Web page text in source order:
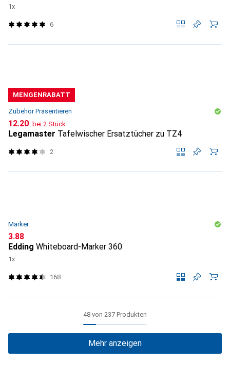
1x
6
MENGENRABATT
Zubehör Präsentieren
CHF
12.20 bei 2 Stück
Legamaster Tafelwischer Ersatztücher zu TZ4
2
Marker
CHF
3.88
Edding Whiteboard-Marker 360
1x
168
48 von 237 Produkten
Mehr anzeigen